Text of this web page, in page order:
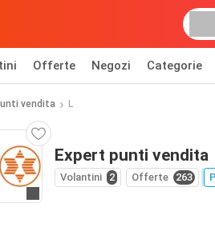
Offerte Negozi Categorie
vendita L
Expert punti vendita
Volantini 2 Offerte 263